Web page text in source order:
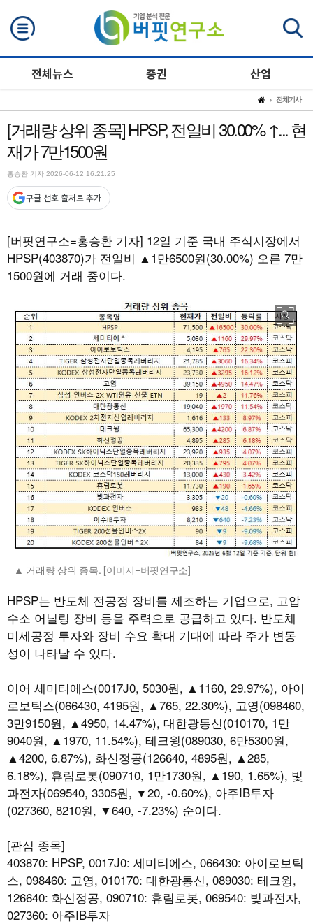
전체뉴스 증권 산업
전체기사
[거래량 상위 종목] HPSP, 전일비 30.00% ↑... 현
재가 7만1500원
홍승환 기자 2026-06-12 16:21:25
구글 선호 출처로 추가
[버핏연구소=홍승환 기자] 12일 기준 국내 주식시장에서
HPSP(403870)가 전일비 ▲1만6500원(30.00%) 오른 7만
1500원에 거래 중이다.
거래량 상위 종목. [이미지=버핏연구소]
HPSP는 반도체 전공정 장비를 제조하는 기업으로, 고압
수소 어닐링 장비 등을 주력으로 공급하고 있다. 반도체
미세공정 투자와 장비 수요 확대 기대에 따라 주가 변동
성이 나타날 수 있다.
이어 세미티에스(0017J0, 5030원, ▲1160, 29.97%), 아이
로보틱스(066430, 4195원, ▲765, 22.30%), 고영(098460,
3만9150원, ▲4950, 14.47%), 대한광통신(010170, 1만
9040원, ▲1970, 11.54%), 테크윙(089030, 6만5300원,
▲4200, 6.87%), 화신정공(126640, 4895원, ▲285,
6.18%), 휴림로봇(090710, 1만1730원, ▲190, 1.65%), 빛
과전자(069540, 3305원, ▼20, -0.60%), 아주IB투자
(027360, 8210원, ▼640, -7.23%) 순이다.
[관심 종목]
403870: HPSP, 0017J0: 세미티에스, 066430: 아이로보틱
스, 098460: 고영, 010170: 대한광통신, 089030: 테크윙,
126640: 화신정공, 090710: 휴림로봇, 069540: 빛과전자,
027360: 아주IB투자
검색